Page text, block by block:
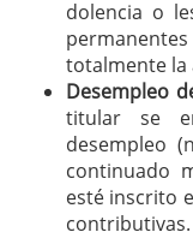
dolencia o
totalmente la
Desempleo
titular se
desempleo
continuado
esté inscrito
contributivas.